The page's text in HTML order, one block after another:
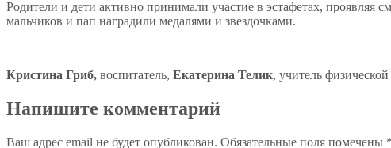
Родители и дети активно принимали участие в эстафетах, проявляя
мальчиков и пап наградили медалями и звездочками.
Кристина Гриб, воспитатель, Екатерина Телик, учитель
Напишите комментарий
Ваш адрес email не будет опубликован. Обязательные поля помечены *